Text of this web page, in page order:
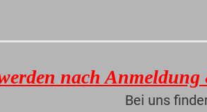
nach
Bei uns